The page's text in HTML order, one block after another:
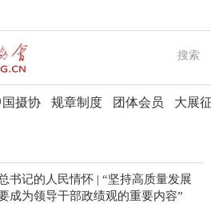
搜索
国摄协 规章制度 团体会员 大展
书记的人民情怀 | “坚持高质量发展
成为领导干部政绩观的重要内容”